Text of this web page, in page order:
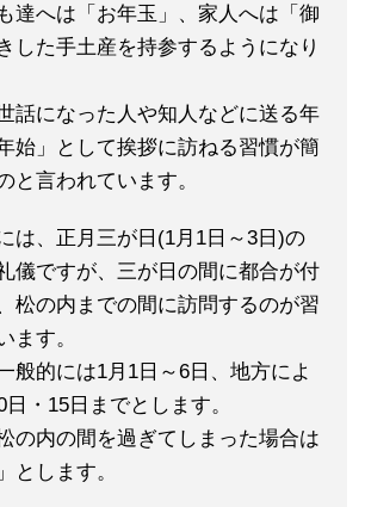
達へは「お年玉」、家人へは「御
した手土産を持参するようになり
話になった人や知人などに送る年
始」として挨拶に訪ねる習慣が簡
と言われています。
は、正月三が日(1月1日～3日)の
儀ですが、三が日の間に都合が付
松の内までの間に訪問するのが習
ます。
般的には1月1日～6日、地方によ
・15日までとします。
の内の間を過ぎてしまった場合は
とします。